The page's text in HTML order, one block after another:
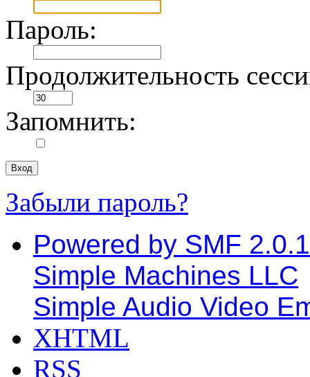
Пароль:
Продолжительность
Запомнить:
Забыли пароль?
Powered by SMF
Simple Machines LLC
Simple Audio Video
XHTML
RSS